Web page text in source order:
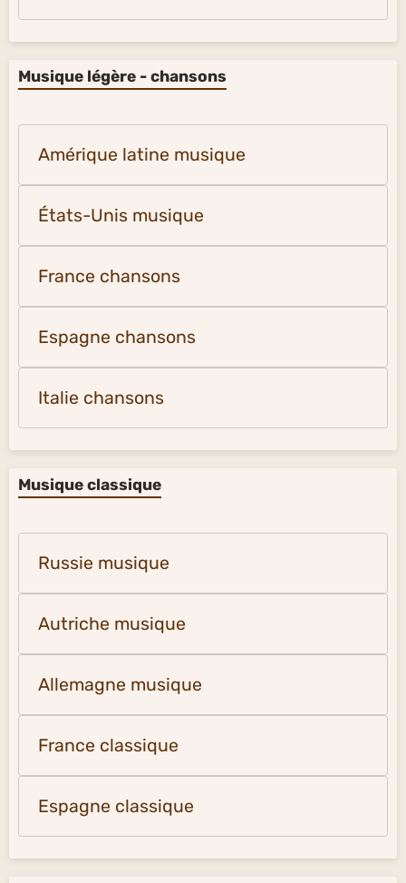
Musique légère - chansons
Amérique latine musique
États-Unis musique
France chansons
Espagne chansons
Italie chansons
Musique classique
Russie musique
Autriche musique
Allemagne musique
France classique
Espagne classique